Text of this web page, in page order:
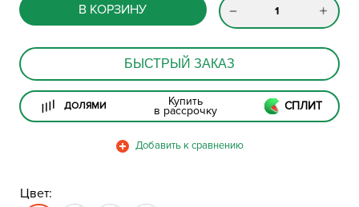
В КОРЗИНУ
БЫСТРЫЙ ЗАКАЗ
ДОЛЯМИ Купить
в рассрочку СПЛИТ
Цвет: